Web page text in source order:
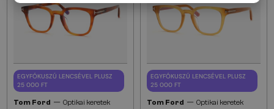
EGYFÓKUSZÚ LENCSÉVEL PLUSZ
25 000 FT
Tom Ford — Optikai keretek
EGYFÓKUSZÚ LENCSÉVEL PLUSZ
25 000 FT
Tom Ford — Optikai keretek